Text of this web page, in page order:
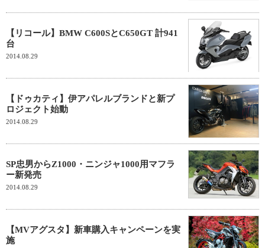
【リコール】BMW C600SとC650GT 計941
台
2014.08.29
【ドゥカティ】伊アパレルブランドと新プ
ロジェクト始動
2014.08.29
SP忠男からZ1000・ニンジャ1000用マフラ
ー新発売
2014.08.29
【MVアグスタ】新車購入キャンペーンを実
施